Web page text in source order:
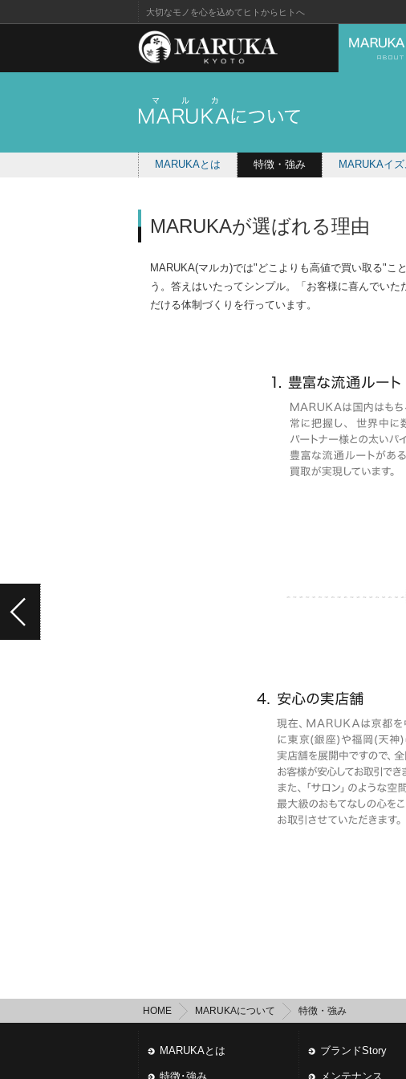
大切なモノを心を込めてヒトからヒトへ
MARUKAとは 特徴・強み MARUKAイズ
MARUKAが選ばれる理由
MARUKA(マルカ)では"どこよりも高値で買い取る"こ
う。答えはいたってシンプル。「お客様に喜んでい
だける体制づくりを行っています。
HOME MARUKAについて 特徴・強み
MARUKAとは
特徴･強み
ブランドStory
メンテナンス